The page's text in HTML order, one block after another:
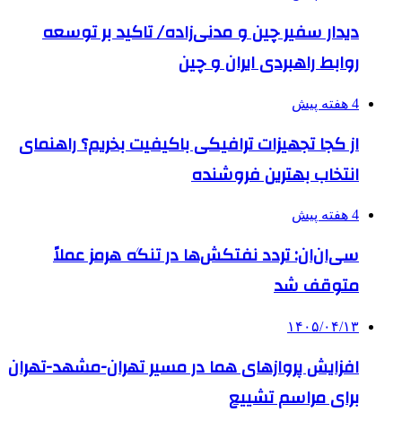
دیدار سفیر چین و مدنی‌زاده/ تاکید بر توسعه
روابط راهبردی ایران و چین
4 هفته پیش
از کجا تجهیزات ترافیکی باکیفیت بخریم؟ راهنمای
انتخاب بهترین فروشنده
4 هفته پیش
سی‌ان‌ان: تردد نفتکش‌ها در تنگه هرمز عملاً
متوقف شد
۱۴۰۵/۰۴/۱۳
افزایش پروازهای هما در مسیر تهران-مشهد-تهران
برای مراسم تشییع